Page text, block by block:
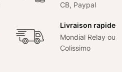
CB, Paypal
Livraison rapide
Mondial Relay ou
Colissimo